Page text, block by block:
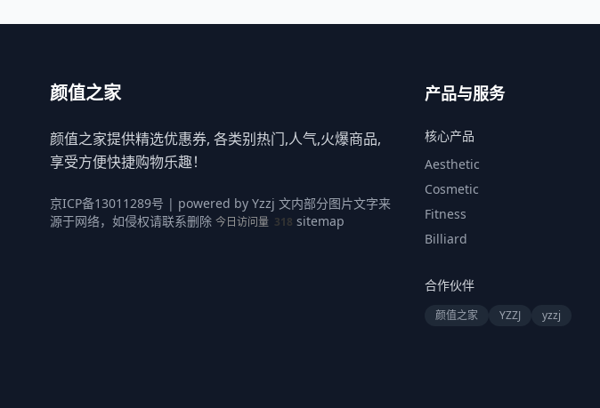
颜值之家
颜值之家提供精选优惠券, 各类别热门,人气,火爆商品,
享受方便快捷购物乐趣！
京ICP备13011289号 | powered by Yzzj 文内部分图片文字来
源于网络，如侵权请联系删除 今日访问量 318 sitemap
产品与服务
核心产品
Aesthetic
Cosmetic
Fitness
Billiard
合作伙伴
颜值之家 YZZJ yzzj